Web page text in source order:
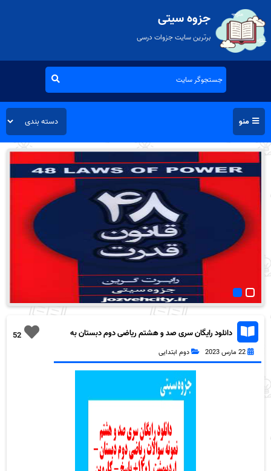
جزوه سیتی
برترین سایت جزوات درسی
منو
52
دانلود رایگان سری صد و هشتم ریاضی دوم دبستان به
22 مارس 2023 دوم ابتدایی